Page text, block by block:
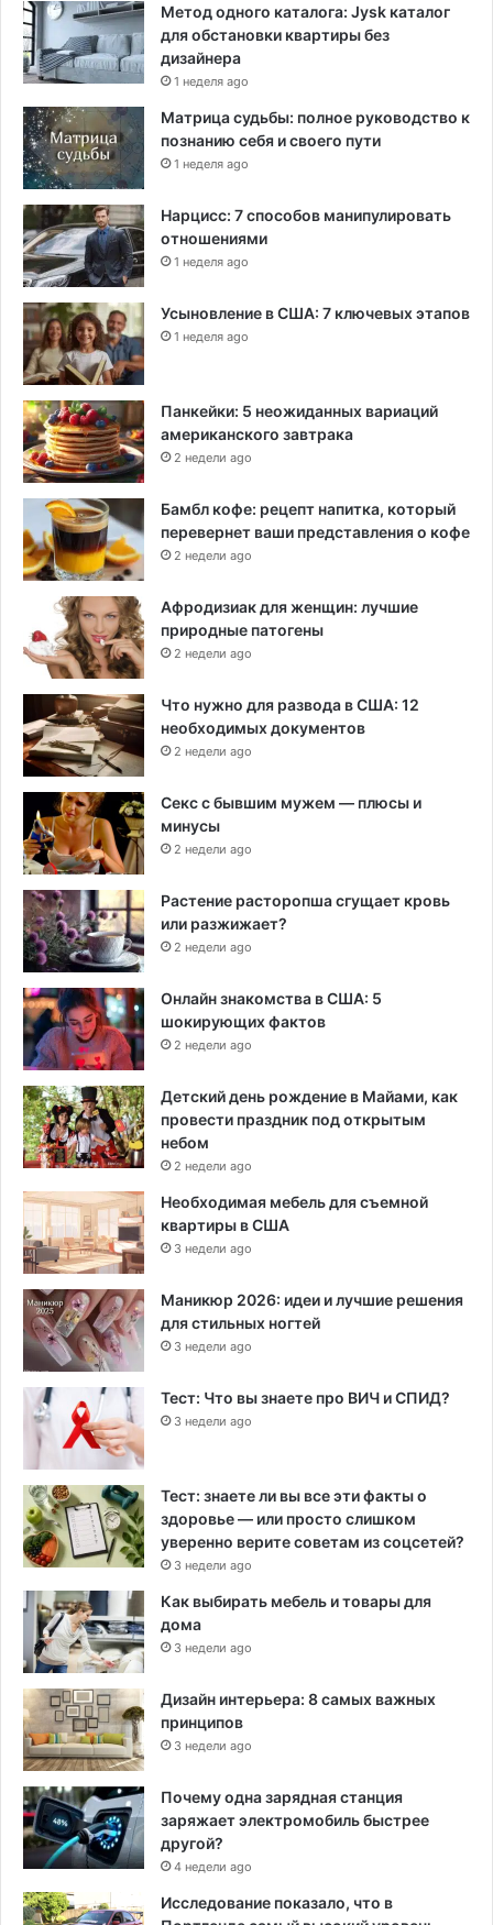
Метод одного каталога: Jysk каталог
для обстановки квартиры без
дизайнера
1 неделя ago
Матрица судьбы: полное руководство к
познанию себя и своего пути
1 неделя ago
Нарцисс: 7 способов манипулировать
отношениями
1 неделя ago
Усыновление в США: 7 ключевых этапов
1 неделя ago
Панкейки: 5 неожиданных вариаций
американского завтрака
2 недели ago
Бамбл кофе: рецепт напитка, который
перевернет ваши представления о кофе
2 недели ago
Афродизиак для женщин: лучшие
природные патогены
2 недели ago
Что нужно для развода в США: 12
необходимых документов
2 недели ago
Секс с бывшим мужем — плюсы и
минусы
2 недели ago
Растение расторопша сгущает кровь
или разжижает?
2 недели ago
Онлайн знакомства в США: 5
шокирующих фактов
2 недели ago
Детский день рождение в Майами, как
провести праздник под открытым
небом
2 недели ago
Необходимая мебель для съемной
квартиры в США
3 недели ago
Маникюр 2026: идеи и лучшие решения
для стильных ногтей
3 недели ago
Тест: Что вы знаете про ВИЧ и СПИД?
3 недели ago
Тест: знаете ли вы все эти факты о
здоровье — или просто слишком
уверенно верите советам из соцсетей?
3 недели ago
Как выбирать мебель и товары для
дома
3 недели ago
Дизайн интерьера: 8 самых важных
принципов
3 недели ago
Почему одна зарядная станция
заряжает электромобиль быстрее
другой?
4 недели ago
Исследование показало, что в